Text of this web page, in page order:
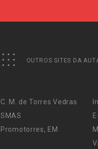
OUTROS SITES DA
C. M. de Torres Vedras
SMAS
Promotorres, EM